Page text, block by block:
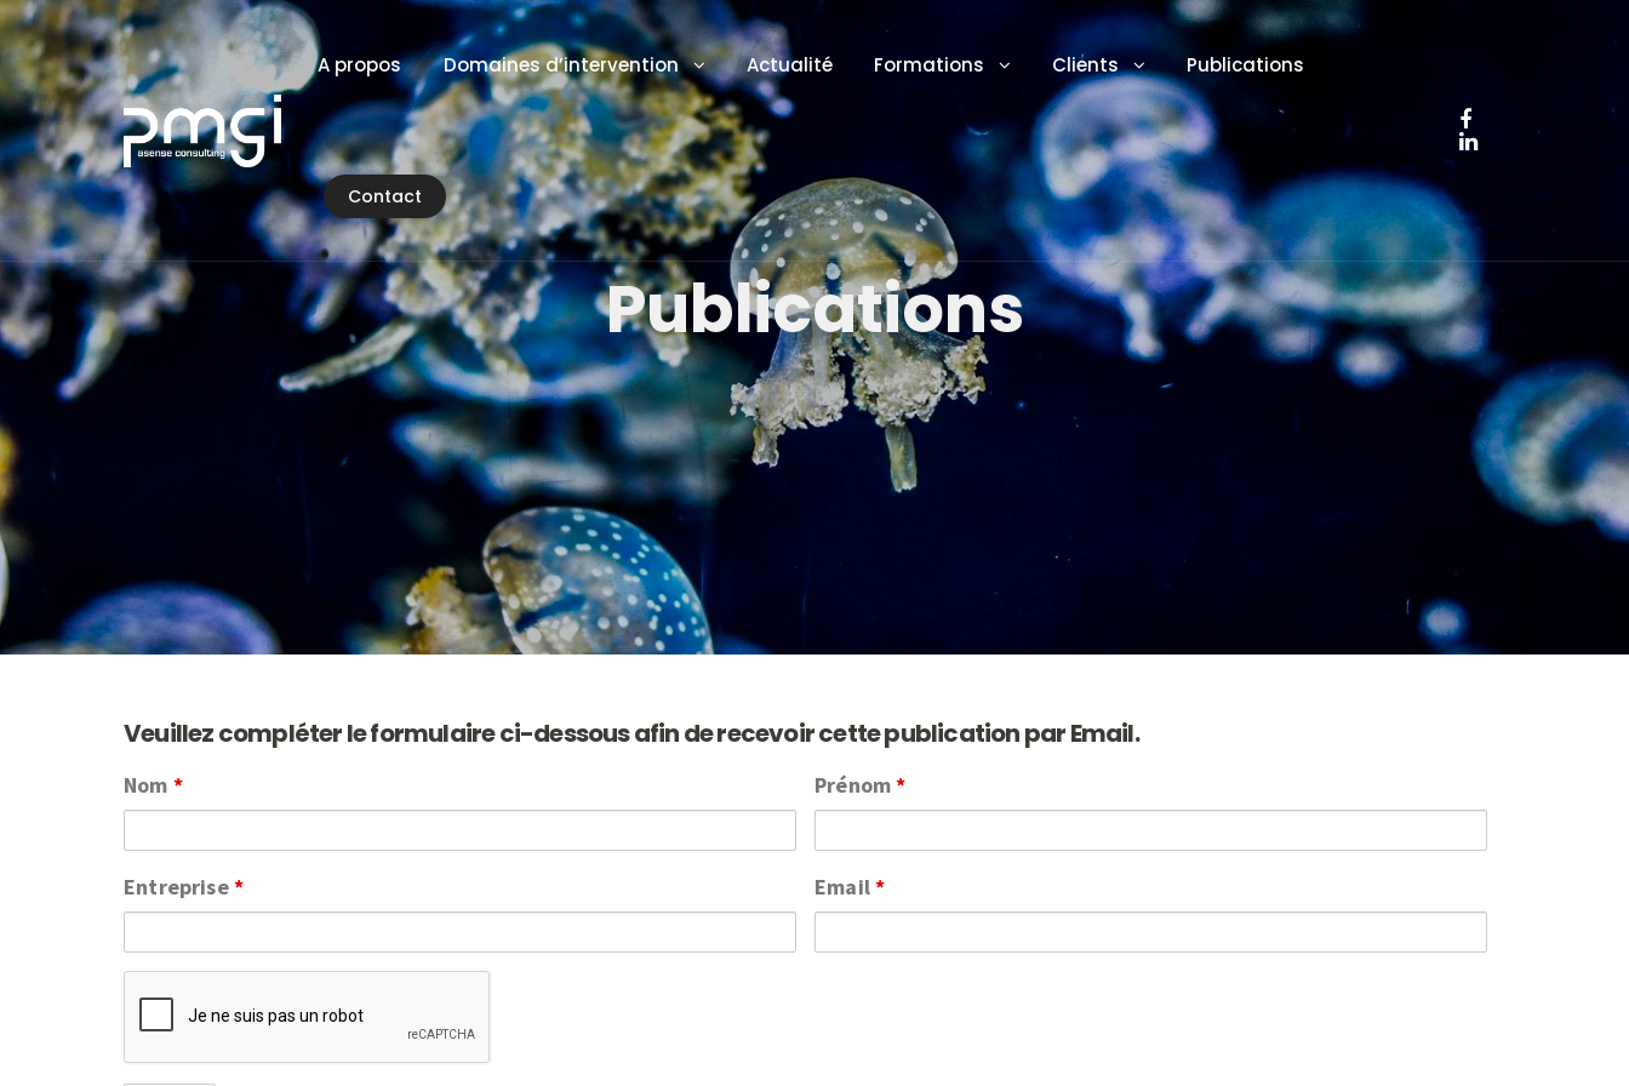
A propos Domaines d’intervention Actualité Formations Clients Publications
Contact
Publications
Veuillez compléter le formulaire ci-dessous afin de recevoir cette publication par Email.
Nom *
Entreprise*
Prénom*
Email*